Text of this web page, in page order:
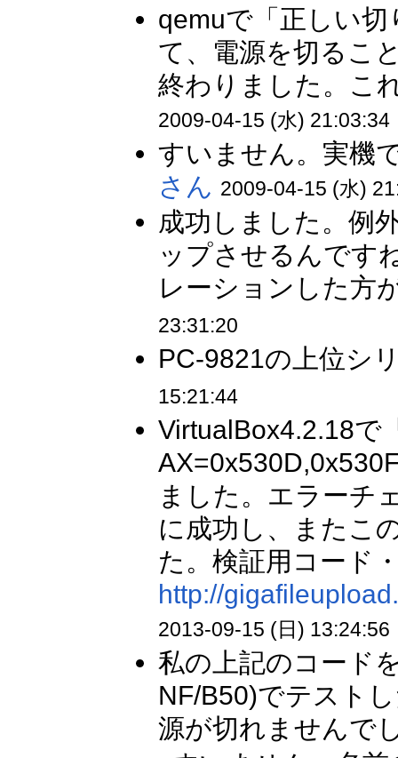
qemuで「正しい
て、電源を切るこ
終わりました。こ
2009-04-15 (水) 21:03:34
すいません。実機
さん 2009-04-15 (水)
成功しました。例
ップさせるんです
レーションした方
23:31:20
PC-9821の上位シ
15:21:44
VirtualBox4.2.18で
ました。エラーチ
に成功し、またこ
た。検証用コード
http://
2013-09-15 (日) 13:24:56
私の上記のコード
NF/B50)でテスト
源が切れませんで